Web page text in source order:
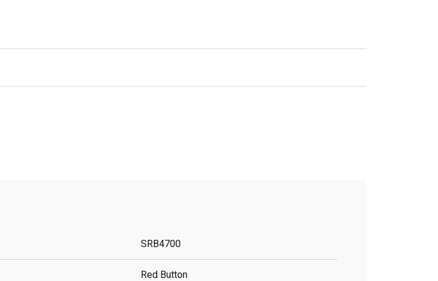
SRB4700
Red Button